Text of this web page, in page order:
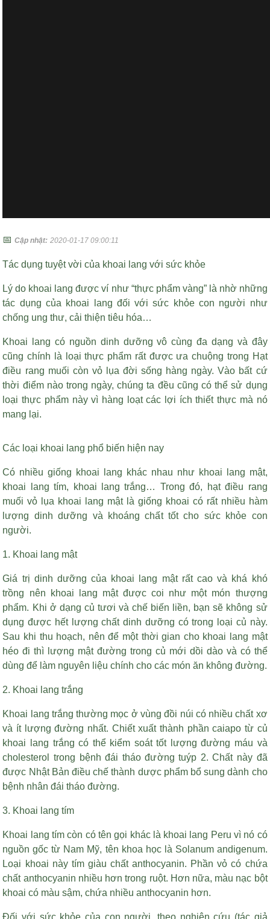
📅Cập nhật: 2020-01-17 09:00:11
Tác dụng tuyệt vời của khoai lang với sức khỏe
Lý do khoai lang được ví như “thực phẩm vàng” là nhờ những
tác dụng của khoai lang đối với sức khỏe con người như
chống ung thư, cải thiện tiêu hóa…
Khoai lang có nguồn dinh dưỡng vô cùng đa dạng và đây
cũng chính là loại thực phẩm rất được ưa chuộng trong Hạt
điều rang muối còn vỏ lụa đời sống hàng ngày. Vào bất cứ
thời điểm nào trong ngày, chúng ta đều cũng có thể sử dụng
loại thực phẩm này vì hàng loạt các lợi ích thiết thực mà nó
mang lại.
Các loại khoai lang phổ biến hiện nay
Có nhiều giống khoai lang khác nhau như khoai lang mật,
khoai lang tím, khoai lang trắng… Trong đó,
hạt điều rang
muối vỏ lụa khoai lang mật là giống khoai có rất nhiều hàm
lượng dinh dưỡng và khoáng chất tốt cho sức khỏe con
người.
1. Khoai lang mật
Giá trị dinh dưỡng của khoai lang mật rất cao và khá khó
trồng nên khoai lang mật được coi như một món thượng
phẩm. Khi ở dạng củ tươi và chế biến liền, bạn sẽ không sử
dụng được hết lượng chất dinh dưỡng có trong loại củ này.
Sau khi thu hoạch, nên để một thời gian cho khoai lang mật
héo đi thì lượng mật đường trong củ mới dồi dào và có thể
dùng để làm nguyên liệu chính cho các món ăn không đường.
2. Khoai lang trắng
Khoai lang trắng thường mọc ở vùng đồi núi có nhiều chất xơ
và ít lượng đường nhất. Chiết xuất thành phần caiapo từ củ
khoai lang trắng có thể kiểm soát tốt lượng đường máu và
cholesterol trong bệnh đái tháo đường tuýp 2. Chất này đã
được Nhật Bản điều chế thành dược phẩm bổ sung dành cho
bệnh nhân đái tháo đường.
3. Khoai lang tím
Khoai lang tím còn có tên gọi khác là khoai lang Peru vì nó có
nguồn gốc từ Nam Mỹ, tên khoa học là Solanum andigenum.
Loại khoai này tím giàu chất anthocyanin. Phần vỏ có chứa
chất anthocyanin nhiều hơn trong ruột. Hơn nữa, màu nạc bột
khoai có màu sậm, chứa nhiều anthocyanin hơn.
Đối với sức khỏe của con người, theo nghiên cứu (tác giả